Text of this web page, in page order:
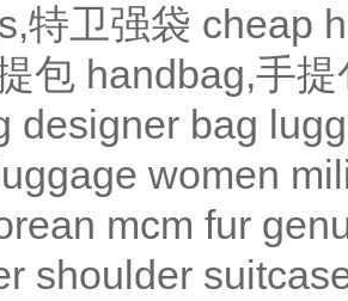
特卫强袋 cheap
包 handbag,手提
designer bag
women
mcm fur
shoulder